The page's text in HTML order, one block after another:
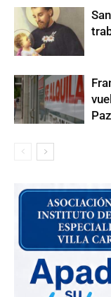
Paz